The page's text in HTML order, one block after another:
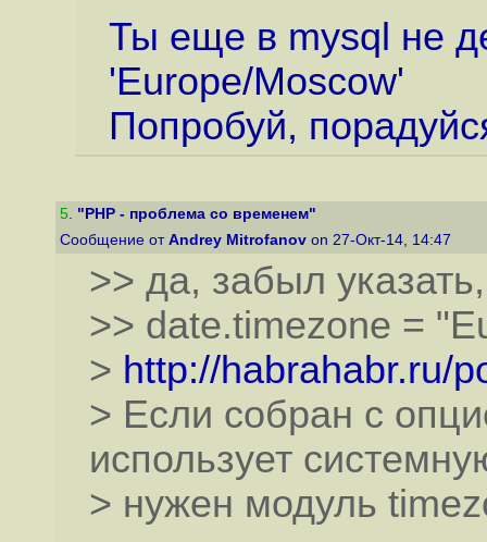
Ты еще в mysql не
'Europe/Moscow'
Попробуй,
5. "PHP - проблема со временем"
Сообщение от Andrey Mitrofanov on 27-Окт-14, 14:47
>> да, забыл
>> date.timezone =
> http://habrahabr.ru/
> Если собран с
использует
> нужен модуль